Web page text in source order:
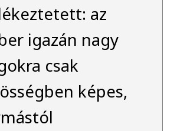
az
igazán nagy
csak
képes,